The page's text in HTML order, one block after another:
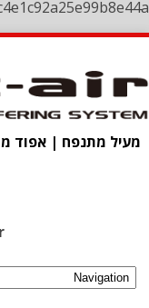
מעיל מתנפח | אפוד